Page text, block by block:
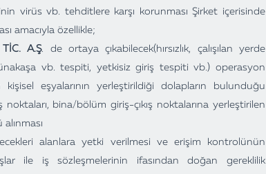
virüs vb. tehditlere karşı korunması Şirket içerisinde
amacıyla özellikle;
A.Ş. de ortaya çıkabilecek(hırsızlık, çalışılan yerde
vb. tespiti, yetkisiz giriş tespiti vb.) operasyon
kişisel eşyalarının yerleştirildiği dolapların bulunduğu
noktaları, bina/bölüm giriş-çıkış noktalarına yerleştirilen
alanlara yetki verilmesi ve erişim kontrolünün
ile iş sözleşmelerinin ifasından doğan gereklilik